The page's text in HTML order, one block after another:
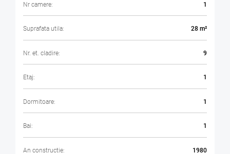
Nr camere: 1
Suprafata utila: 28 m²
Nr. et. cladire: 9
Etaj: 1
Dormitoare: 1
Bai: 1
An constructie: 1980